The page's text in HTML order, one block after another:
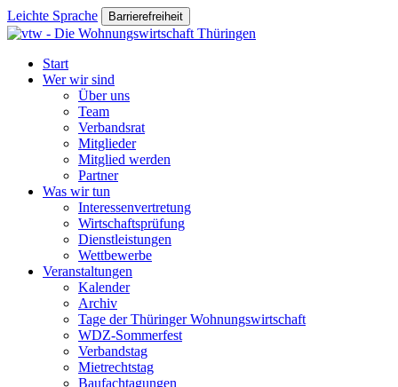
Leichte Sprache Barrierefreiheit
Start
Wer wir sind
Über uns
Team
Verbandsrat
Mitglieder
Mitglied werden
Partner
Was wir tun
Interessenvertretung
Wirtschaftsprüfung
Dienstleistungen
Wettbewerbe
Veranstaltungen
Kalender
Archiv
Tage der Thüringer Wohnungswirtschaft
WDZ-Sommerfest
Verbandstag
Mietrechtstag
Baufachtagungen